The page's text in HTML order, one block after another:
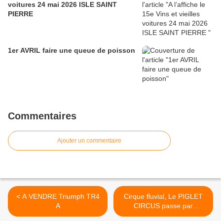
voitures 24 mai 2026 ISLE SAINT
PIERRE
1er AVRIL faire une queue de poisson
Commentaires
Ajouter un commentaire
< A VENDRE Triumph TR4
A
Cirque fluvial, Le PIGLET
CIRCUS passe par
AVIGNON >